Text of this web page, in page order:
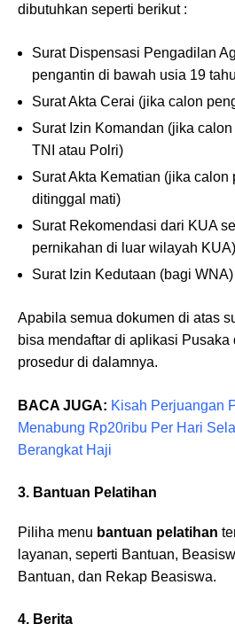
dibutuhkan seperti berikut :
Surat Dispensasi Pengadilan
pengantin di bawah usia 19
Surat Akta Cerai (jika calon
Surat Izin Komandan (jika
TNI atau Polri)
Surat Akta Kematian (jika
ditinggal mati)
Surat Rekomendasi dari KUA
pernikahan di luar wilayah KUA)
Surat Izin Kedutaan (bagi WNA)
Apabila semua dokumen di atas
bisa mendaftar di aplikasi Pusaka
prosedur di dalamnya.
BACA JUGA: Kisah Perjuangan
Menabung Rp20ribu Per Hari
Berangkat Haji
3. Bantuan Pelatihan
Piliha menu bantuan pelatihan
layanan, seperti Bantuan,
Bantuan, dan Rekap Beasiswa.
4. Berita